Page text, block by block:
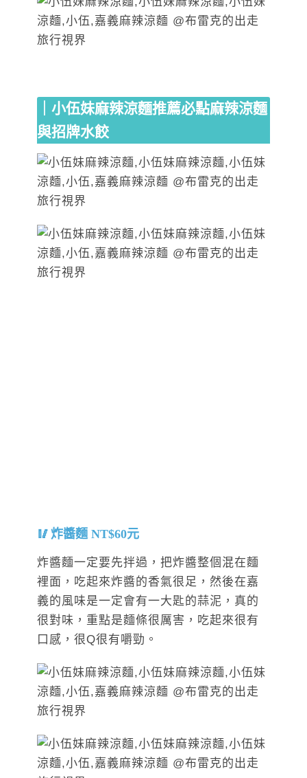
｜小伍妹麻辣涼麵推薦必點麻辣涼麵
與招牌水餃
炸醬麵 NT$60元
炸醬麵一定要先拌過，把炸醬整個混在麵
裡面，吃起來炸醬的香氣很足，然後在嘉
義的風味是一定會有一大匙的蒜泥，真的
很對味，重點是麵條很厲害，吃起來很有
口感，很Q很有嚼勁。